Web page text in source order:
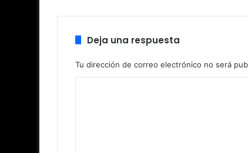
Deja una respuesta
Tu dirección de correo electrónico no será